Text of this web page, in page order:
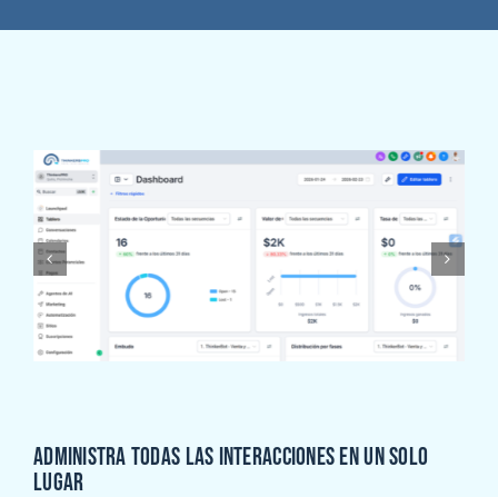
ADMINISTRA TODAS LAS INTERACCIONES EN UN SOLO
LUGAR